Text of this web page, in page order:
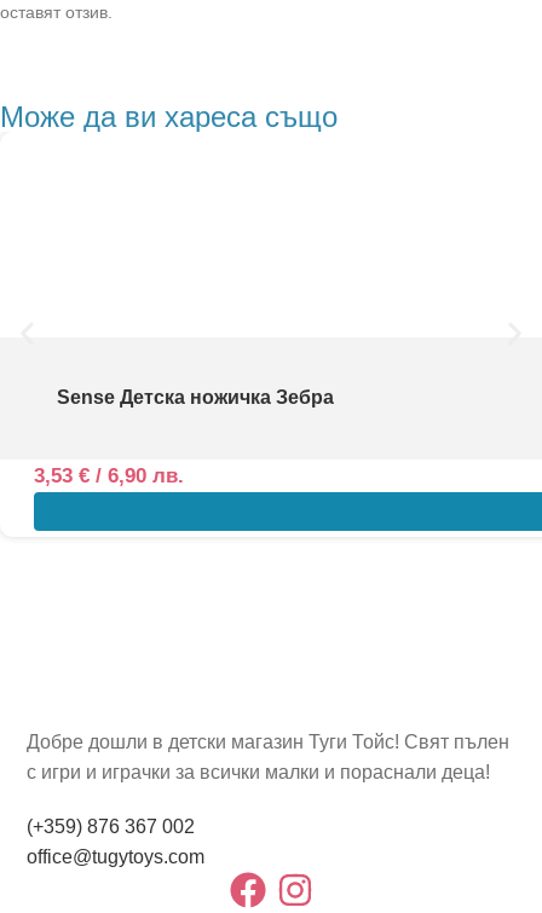
оставят отзив.
Може да ви хареса също
Sense Детска ножичка Зебра
3,53€ / 6,90 лв.
Добре дошли в детски магазин Туги Тойс! Свят пълен
с игри и играчки за всички малки и пораснали деца!
(+359) 876 367 002
office@tugytoys.com